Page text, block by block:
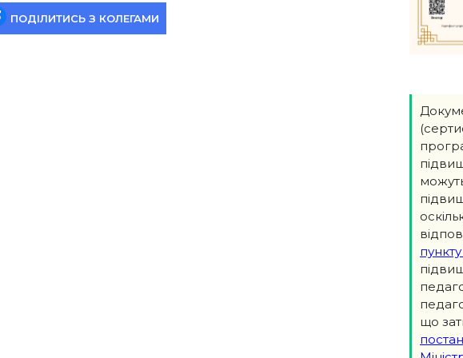
ПОДІЛИТИСЬ З КОЛЕГАМИ
пункту
що